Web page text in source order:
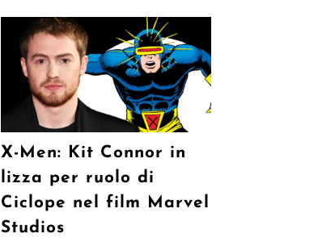
X-Men: Kit Connor in
lizza per ruolo di
Ciclope nel film Marvel
Studios